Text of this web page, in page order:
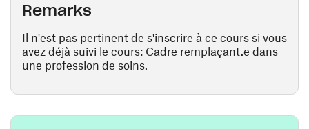
Remarks
Il n'est pas pertinent de s'inscrire à ce cours si vous
avez déjà suivi le cours: Cadre remplaçant.e dans
une profession de soins.